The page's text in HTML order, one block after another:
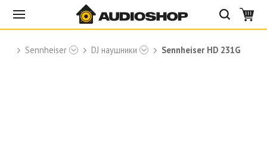
Sennheiser DJ наушники Sennheiser HD 231G